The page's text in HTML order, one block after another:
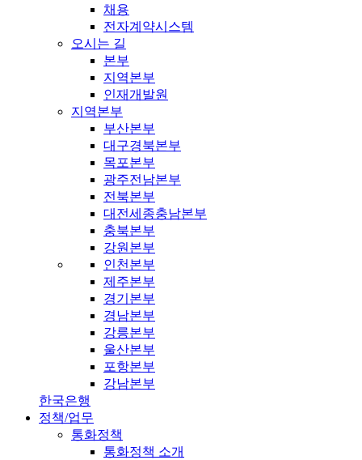
채용
전자계약시스템
오시는 길
본부
지역본부
인재개발원
지역본부
부산본부
대구경북본부
목포본부
광주전남본부
전북본부
대전세종충남본부
충북본부
강원본부
인천본부
제주본부
경기본부
경남본부
강릉본부
울산본부
포항본부
강남본부
한국은행
정책/업무
통화정책
통화정책 소개